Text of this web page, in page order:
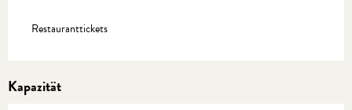
Restauranttickets
Kapazität